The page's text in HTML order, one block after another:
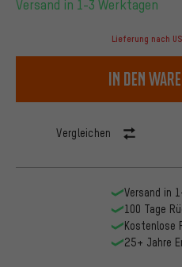
Versand in 1-3 Werktagen
Lieferung nach
In den
Vergleichen
Versand in
100 Tage
Kostenlose
25+ Jahre